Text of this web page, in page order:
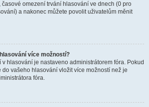
časové omezení trvání hlasování ve dnech (0 pro
a nakonec můžete povolit uživatelům měnit
více možností?
hlasování je nastaveno administrátorem fóra. Pokud
do vašeho hlasování vložit více možností než je
fóra.